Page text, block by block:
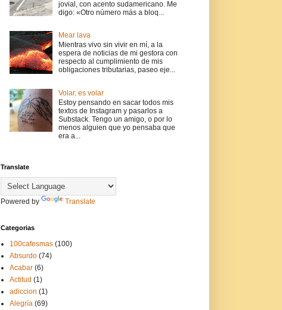
jovial, con acento sudamericano. Me
digo: «Otro número más a bloq...
Mear lava
Mientras vivo sin vivir en mí, a la
espera de noticias de mi gestora con
respecto al cumplimiento de mis
obligaciones tributarias, paseo eje...
Volar, es volar
Estoy pensando en sacar todos mis
textos de Instagram y pasarlos a
Substack. Tengo un amigo, o por lo
menos alguien que yo pensaba que
era a...
Translate
Powered by Translate
Categorias
100cafesmas (100)
Absurdo (74)
Acabar (6)
Actitud (1)
adiccion (1)
Alegría (69)